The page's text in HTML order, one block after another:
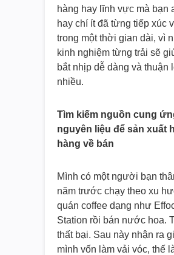
hàng hay lĩnh vực mà bạn
hay chí ít đã từng tiếp xúc
trong một thời gian dài, vì
kinh nghiệm từng trải sẽ
bắt nhịp dễ dàng và thuận
nhiều.
Tìm kiếm nguồn cung
nguyên liệu để sản xuất
hàng về bán
Mình có một người bạn
năm trước chạy theo xu
quán coffee dạng như
Station rồi bán nước hoa.
thất bại. Sau này nhận ra
mình vốn làm vải vóc, thế